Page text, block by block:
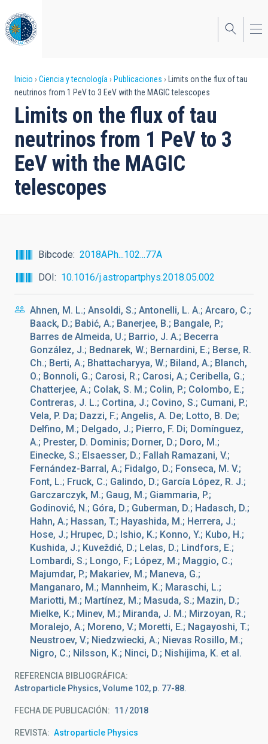
al
contenido
principal
Sobrescribir
enlaces
de
ayuda
a
la
Inicio Ciencia y tecnología Publicaciones
Limits on the flux of tau
neutrinos from 1 PeV to 3 EeV with the MAGIC telescopes
Limits on the flux of tau
neutrinos from 1 PeV to 3
EeV with the MAGIC
telescopes
Bibcode
2018APh...102...77A
DOI
10.1016/j.astropartphys.2018.05.002
Ahnen, M. L.; Ansoldi, S.; Antonelli, L. A.; Arcaro, C.;
Baack, D.; Babić, A.; Banerjee, B.; Bangale, P.;
Barres de Almeida, U.; Barrio, J. A.; Becerra
González, J.; Bednarek, W.; Bernardini, E.; Berse, R.
Ch.; Berti, A.; Bhattacharyya, W.; Biland, A.; Blanch,
O.; Bonnoli, G.; Carosi, R.; Carosi, A.; Ceribella, G.;
Chatterjee, A.; Colak, S. M.; Colin, P.; Colombo, E.;
Contreras, J. L.; Cortina, J.; Covino, S.; Cumani, P.;
Vela, P. Da; Dazzi, F.; Angelis, A. De; Lotto, B. De;
Delfino, M.; Delgado, J.; Pierro, F. Di; Domínguez,
A.; Prester, D. Dominis; Dorner, D.; Doro, M.;
Einecke, S.; Elsaesser, D.; Fallah Ramazani, V.;
Fernández-Barral, A.; Fidalgo, D.; Fonseca, M. V.;
Font, L.; Fruck, C.; Galindo, D.; García López, R. J.;
Garczarczyk, M.; Gaug, M.; Giammaria, P.;
Godinović, N.; Góra, D.; Guberman, D.; Hadasch, D.;
Hahn, A.; Hassan, T.; Hayashida, M.; Herrera, J.;
Hose, J.; Hrupec, D.; Ishio, K.; Konno, Y.; Kubo, H.;
Kushida, J.; Kuveždić, D.; Lelas, D.; Lindfors, E.;
Lombardi, S.; Longo, F.; López, M.; Maggio, C.;
Majumdar, P.; Makariev, M.; Maneva, G.;
Manganaro, M.; Mannheim, K.; Maraschi, L.;
Mariotti, M.; Martínez, M.; Masuda, S.; Mazin, D.;
Mielke, K.; Minev, M.; Miranda, J. M.; Mirzoyan, R.;
Moralejo, A.; Moreno, V.; Moretti, E.; Nagayoshi, T.;
Neustroev, V.; Niedzwiecki, A.; Nievas Rosillo, M.;
Nigro, C.; Nilsson, K.; Ninci, D.; Nishijima, K. et al.
REFERENCIA BIBLIOGRÁFICA
Astroparticle Physics, Volume 102, p. 77-88.
FECHA DE PUBLICACIÓN: 11 2018
REVISTA Astroparticle Physics